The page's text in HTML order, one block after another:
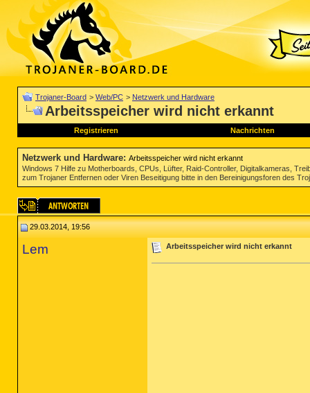
Trojaner-Board > Web/PC > Netzwerk und Hardware
Arbeitsspeicher wird nicht erkannt
Registrieren Nachrichten
Netzwerk und Hardware: Arbeitsspeicher wird nicht erkannt
Windows 7 Hilfe zu Motherboards, CPUs, Lüfter, Raid-Controller, Digitalkameras,
zum Trojaner Entfernen oder Viren Beseitigung bitte in den Bereinigungsforen des
29.03.2014, 19:56
Lem Arbeitsspeicher wird nicht erkannt